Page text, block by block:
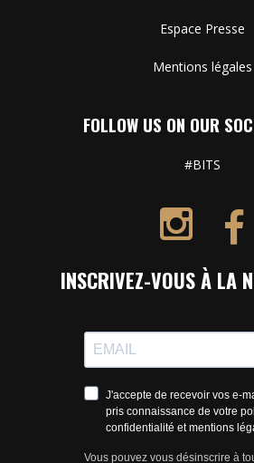
Espace Presse
Mentions légales
FOLLOW US ON OUR
#BITS
INSCRIVEZ-VOUS À LA
J'accepte de recevoir vos e-
pris connaissance de votre
confidentialité et mentions
Vous pouvez vous désinscrire à